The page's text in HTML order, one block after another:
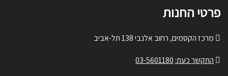
פרטי החנות
מרכז הקסמים, רחוב אלנבי 138 תל-אביב
התקשר כעת: 03-5601180